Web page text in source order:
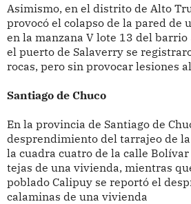
Asimismo, en el distrito de Alto
provocó el colapso de la pared de
en la manzana V lote 13 del
el puerto de Salaverry se
rocas, pero sin provocar lesiones
Santiago de Chuco
En la provincia de Santiago de
desprendimiento del tarrajeo de
la cuadra cuatro de la calle
tejas de una vivienda, mientras
poblado Calipuy se reportó el
calaminas de una vivienda